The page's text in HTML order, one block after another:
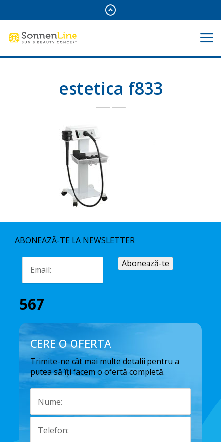
estetica f833
ABONEAZĂ-TE LA NEWSLETTER
567
CERE O OFERTA
Trimite-ne cât mai multe detalii pentru a
putea să îți facem o ofertă completă.